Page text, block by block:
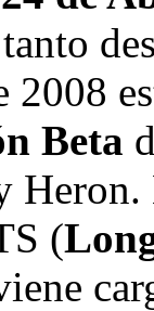
2008
Beta
Heron.
(